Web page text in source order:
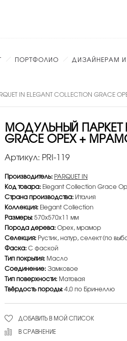
ПОРТФОЛИО ДИЗАЙНЕРАМ И
IN ELEGANT COLLECTION
МОДУЛЬНЫЙ ПАРКЕТ
GRACE ОРЕХ +
Артикул: PRI-119
Производитель: PARQUET IN
Код товара: Elegant Collection Grace
Страна производства: Италия
Коллекция: Elegant Collection
Размеры:570х570х11 мм
Порода дерева:Орех, мрамор
Селекция: Рустик, натур, селект (по
Фаска:С фаской
Тип покрытия: Масло
Соединение:Замковое
Тип поверхности: Матовая
Твёрдость породы:4,0 по Бринеллю
ДОБАВИТЬ В МОЙ СПИСОК
В СРАВНЕНИЕ